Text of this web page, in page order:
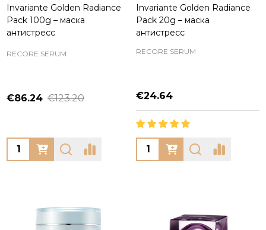
Invariante Golden Radiance
Pack 100g – маска
антистресс
RECORE SERUM
€86.24 €123.20
Quantity:
Invariante Golden Radiance
Pack 20g – маска
антистресс
RECORE SERUM
€24.64
Quantity: